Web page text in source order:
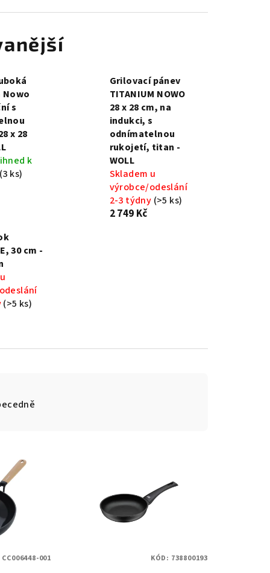
s
x 28
k
(3 ks)
Grilovací pánev
TITANIUM NOWO
28 x 28 cm, na
indukci, s
odnímatelnou
rukojetí, titan -
WOLL
Skladem u
výrobce/odeslání
2-3 týdny (>5 ks)
2 749 Kč
30 cm -
(>5 ks)
CC006448-001 KÓD: 738800193